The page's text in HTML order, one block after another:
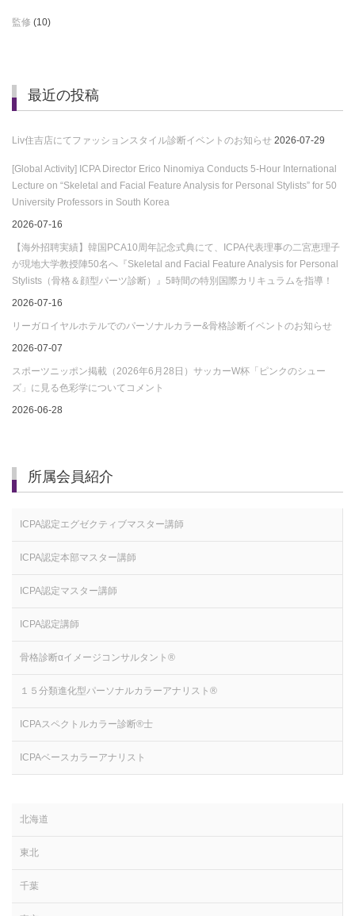
監修 (10)
最近の投稿
Liv住吉店にてファッションスタイル診断イベントのお知らせ 2026-07-29
[Global Activity] ICPA Director Erico Ninomiya Conducts 5-Hour International
Lecture on “Skeletal and Facial Feature Analysis for Personal Stylists” for 50
University Professors in South Korea
2026-07-16
【海外招聘実績】韓国PCA10周年記念式典にて、ICPA代表理事の二宮恵理子
が現地大学教授陣50名へ『Skeletal and Facial Feature Analysis for Personal
Stylists（骨格＆顔型パーツ診断）』5時間の特別国際カリキュラムを指導！
2026-07-16
リーガロイヤルホテルでのパーソナルカラー&骨格診断イベントのお知らせ
2026-07-07
スポーツニッポン掲載（2026年6月28日）サッカーW杯「ピンクのシュー
ズ」に見る色彩学についてコメント
2026-06-28
所属会員紹介
ICPA認定エグゼクティブマスター講師
ICPA認定本部マスター講師
ICPA認定マスター講師
ICPA認定講師
骨格診断αイメージコンサルタント®
１５分類進化型パーソナルカラーアナリスト®
ICPAスペクトルカラー診断®士
ICPAベースカラーアナリスト
北海道
東北
千葉